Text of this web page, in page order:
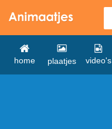
home plaatjes video's